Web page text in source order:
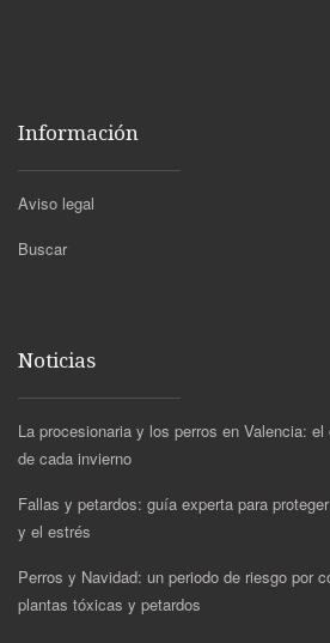
Información
Aviso legal
Buscar
Noticias
La procesionaria y los perros en Valencia:
de cada invierno
Fallas y petardos: guía experta para
y el estrés
Perros y Navidad: un periodo de riesgo por
plantas tóxicas y petardos